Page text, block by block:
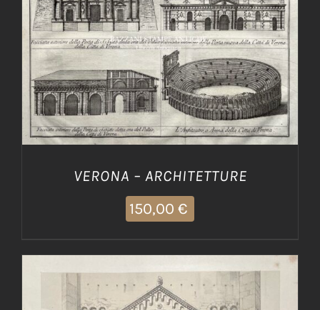
AGGIUNGI AL CARRELLO / DETTAGLI
VERONA – ARCHITETTURE
150,00 €